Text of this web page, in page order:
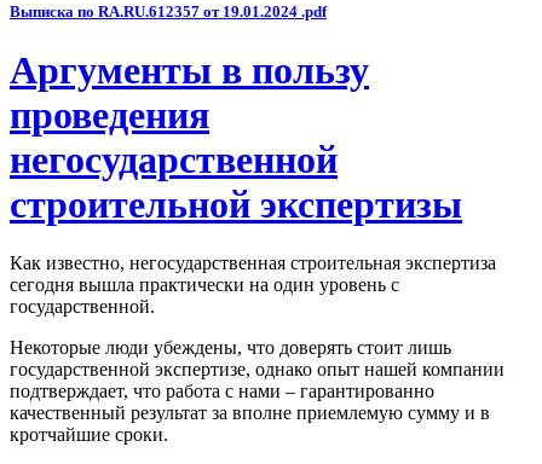
Выписка по RA.RU.612357 от 19.01.2024 .pdf
Аргументы в пользу
проведения
негосударственной
строительной экспертизы
Как известно, негосударственная строительная экспертиза
сегодня вышла практически на один уровень с
государственной.
Некоторые люди убеждены, что доверять стоит лишь
государственной экспертизе, однако опыт нашей компании
подтверждает, что работа с нами – гарантированно
качественный результат за вполне приемлемую сумму и в
кротчайшие сроки.